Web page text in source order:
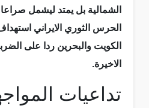
الشمالية بل يمتد ليشمل صراعا
الحرس الثوري الايراني
الكويت والبحرين ردا على
الاخيرة.
تداعيات